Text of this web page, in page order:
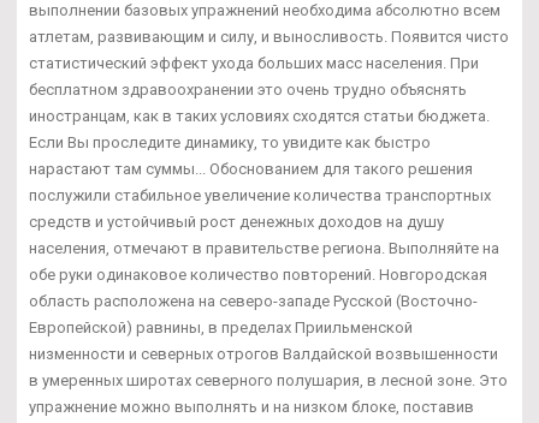
выполнении базовых упражнений необходима абсолютно всем
атлетам, развивающим и силу, и выносливость. Появится чисто
статистический эффект ухода больших масс населения. При
бесплатном здравоохранении это очень трудно объяснять
иностранцам, как в таких условиях сходятся статьи бюджета.
Если Вы проследите динамику, то увидите как быстро
нарастают там суммы... Обоснованием для такого решения
послужили стабильное увеличение количества транспортных
средств и устойчивый рост денежных доходов на душу
населения, отмечают в правительстве региона. Выполняйте на
обе руки одинаковое количество повторений. Новгородская
область расположена на северо-западе Русской (Восточно-
Европейской) равнины, в пределах Приильменской
низменности и северных отрогов Валдайской возвышенности
в умеренных широтах северного полушария, в лесной зоне. Это
упражнение можно выполнять и на низком блоке, поставив